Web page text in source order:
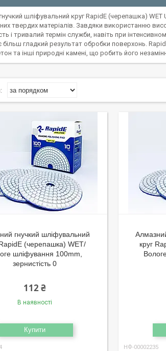
шліфувальний круг RapidE (черепашка)
твердих матеріалів. Завдяки використанню
і тривалий термін служби, навіть при
більш гладкий результат обробки поверхонь.
та інші природні камені, що робить його
гнучкий шліфувальний
(черепашка) WET/
шліфування 100mm,
зернистість 0
112 ₴
В наявності
Купити
круг
НФ-00002235